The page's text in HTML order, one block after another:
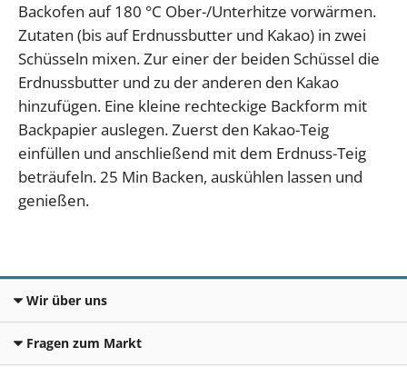
Backofen auf 180 °C Ober-/Unterhitze vorwärmen.
Zutaten (bis auf Erdnussbutter und Kakao) in zwei
Schüsseln mixen. Zur einer der beiden Schüssel die
Erdnussbutter und zu der anderen den Kakao
hinzufügen. Eine kleine rechteckige Backform mit
Backpapier auslegen. Zuerst den Kakao-Teig
einfüllen und anschließend mit dem Erdnuss-Teig
beträufeln. 25 Min Backen, auskühlen lassen und
genießen.
Wir über uns
Fragen zum Markt